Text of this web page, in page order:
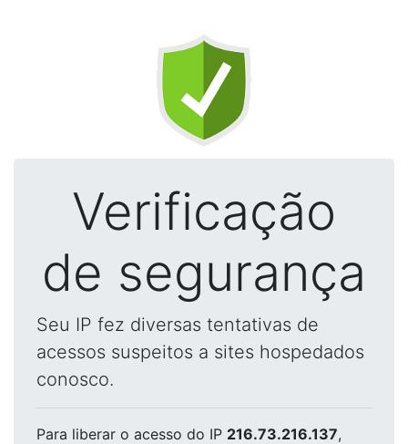
Verificação
de segurança
Seu IP fez diversas tentativas de
acessos suspeitos a sites hospedados
conosco.
Para liberar o acesso do IP 216.73.216.137,